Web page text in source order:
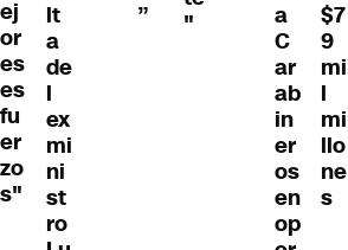
ej
or
es
es
fu
er
zo
s"
lt
a
de
l
ex
mi
ni
st
ro
”
"
a
C
ar
ab
in
er
os
en
op
$7
9
mi
l
mi
llo
ne
s